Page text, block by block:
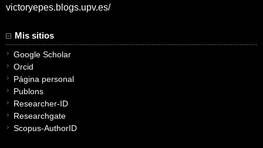
victoryepes.blogs.upv.es/
Mis sitios
Google Scholar
Orcid
Página personal
Publons
Researcher-ID
Researchgate
Scopus-AuthorID